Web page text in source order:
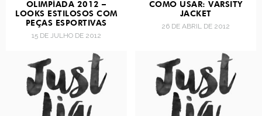
OLIMPÍADA 2012 –
LOOKS ESTILOSOS COM
PEÇAS ESPORTIVAS
15 DE JULHO DE 2012
COMO USAR: VARSITY
JACKET
26 DE ABRIL DE 2012